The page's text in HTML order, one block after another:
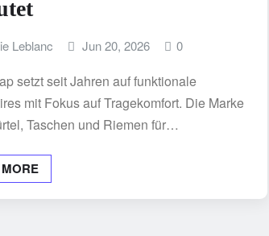
Leblanc Jun 20, 2026 0
setzt seit Jahren auf funktionale
mit Fokus auf Tragekomfort. Die Marke
Taschen und Riemen für…